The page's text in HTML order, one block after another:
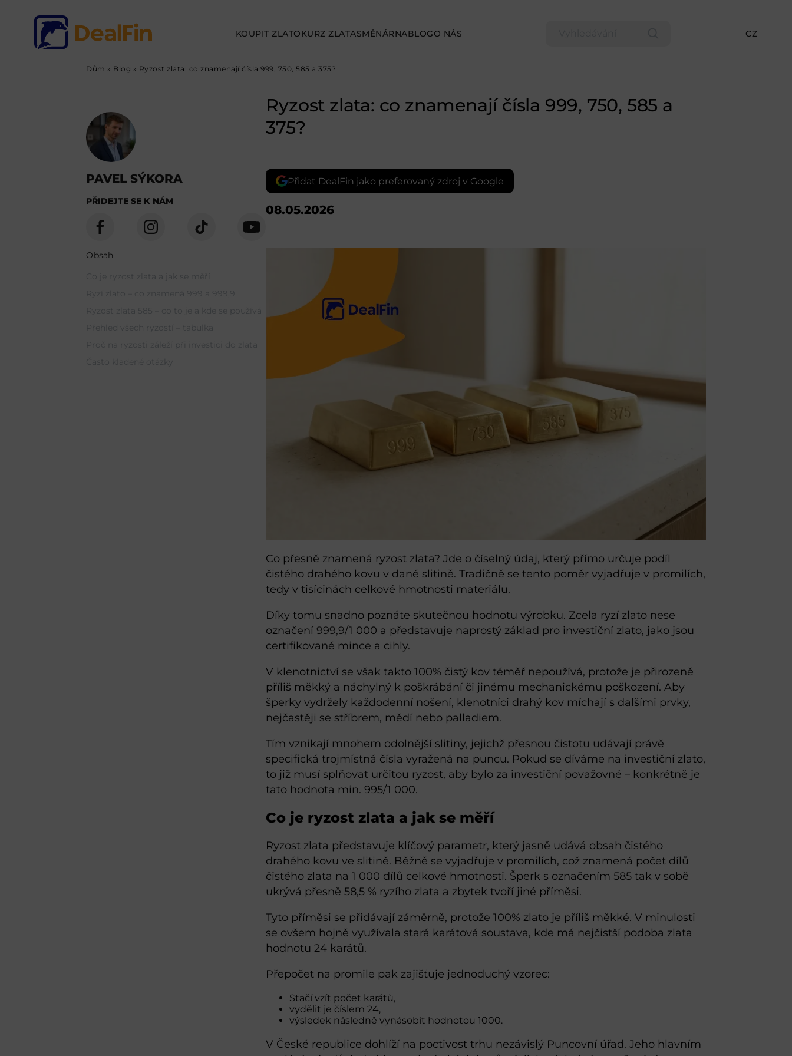
KOUPIT ZLATOKURZ ZLATASMĚNÁRNABLOGO NÁS CZ
Dům » Blog » Ryzost zlata: co znamenají čísla 999, 750, 585 a 375?
Ryzost zlata: co znamenají čísla 999, 750, 585 a
375?
Přidat DealFin jako preferovaný zdroj v Google
08.05.2026
Co přesně znamená ryzost zlata? Jde o číselný údaj, který přímo určuje podíl
čistého drahého kovu v dané slitině. Tradičně se tento poměr vyjadřuje v promilích,
tedy v tisícinách celkové hmotnosti materiálu.
Díky tomu snadno poznáte skutečnou hodnotu výrobku. Zcela ryzí zlato nese
označení999,9/1 000 a představuje naprostý základ pro investiční zlato, jako jsou
certifikované mince a cihly.
V klenotnictví se však takto 100% čistý kov téměř nepoužívá, protože je přirozeně
příliš měkký a náchylný k poškrábání či jinému mechanickému poškození. Aby
šperky vydržely každodenní nošení, klenotníci drahý kov míchají s dalšími prvky,
nejčastěji se stříbrem, mědí nebo palladiem.
Tím vznikají mnohem odolnější slitiny, jejichž přesnou čistotu udávají právě
specifická trojmístná čísla vyražená na puncu. Pokud se díváme na investiční zlato,
to již musí splňovat určitou ryzost, aby bylo za investiční považovné – konkrétně je
tato hodnota min. 995/1 000.
Co je ryzost zlata a jak se měří
Ryzost zlata představuje klíčový parametr, který jasně udává obsah čistého
drahého kovu ve slitině. Běžně se vyjadřuje v promilích, což znamená počet dílů
čistého zlata na 1 000 dílů celkové hmotnosti. Šperk s označením 585 tak v sobě
ukrývá přesně 58,5 % ryzího zlata a zbytek tvoří jiné příměsi.
Tyto příměsi se přidávají záměrně, protože 100% zlato je příliš měkké. V minulosti
se ovšem hojně využívala stará karátová soustava, kde má nejčistší podoba zlata
hodnotu 24 karátů.
Přepočet na promile pak zajišťuje jednoduchý vzorec:
Stačí vzít počet karátů,
vydělit je číslem 24,
výsledek následně vynásobit hodnotou 1000.
V České republice dohlíží na poctivost trhu nezávislý Puncovní úřad. Jeho hlavním
PAVEL SÝKORA
PŘIDEJTE SE K NÁM
Obsah